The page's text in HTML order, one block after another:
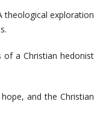
theological exploration
of a Christian hedonist
and the Christian